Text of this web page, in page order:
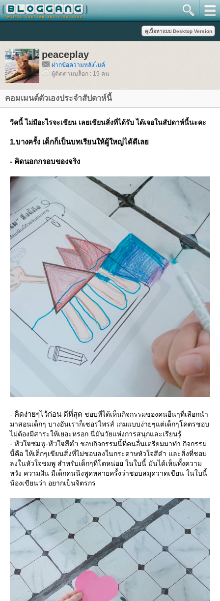
peaceplay
ฝากข้อความหลังไมค์
ผู้ติดตามบล็อก : 19 คน
คอมเมนต์ตัวเองประจำสัปดาห์นี้
วีคนี้ ไม่มีอะไรจะเขียน เลยเขียนสิ่งที่ได้รับ ได้เจอในสัปดาห์นี้นะคะ
1.บางครั้ง เด็กก็เป็นบทเรียนห้ผู้ใหญ่ได้ดีเล
- คิดนอกกรอบของจริง
- คิดง่ายๆไว้ก่อน ดีที่สุด ชอบที่ได้เห็นกิจกรรมของคนอื่นๆที่เลือกนำ
มาสอนเด็กๆ บางอันเราก็เซอรไพรส์ เกมแบบง่ายๆแต่เด็กๆโคตรชอบ
ไม่ต้องมีสาระให้เยอะหรอก นี่มันวัยแห่งการสนุกและเรียนรู้
- หัวใจชมพู-หัวใจสีดำ ชอบกิจกรรมนี้ที่คนอื่นเตรียมมาทำ กิจกรรม
นี้คือ ให้เด็กๆเขียนสิ่งที่ไม่ชอบลงในกระดาษหัวใจสีดำ และสิ่งที่ชอบ
ลงในหัวใจชมพู สำหรับเด็กๆที่โตหน่อย ในใบนี้ มันได้เห็นทั้งความ
หวัง ความฝัน มีเด็กคนนึงพูดหลายครั้งว่าชอบสมุดวาดเขียน ในใบนี้
น้องเขียนว่า อยากเป็นจิตรกร